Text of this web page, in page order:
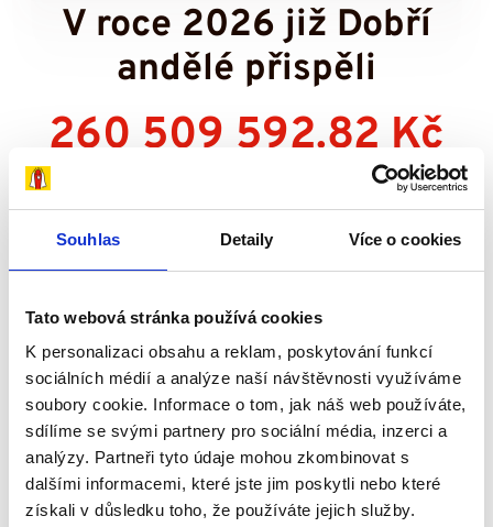
Souhlas Detaily Více o cookies
Tato webová stránka používá cookies
K personalizaci obsahu a reklam, poskytování funkcí
sociálních médií a analýze naší návštěvnosti využíváme
soubory cookie. Informace o tom, jak náš web používáte,
sdílíme se svými partnery pro sociální média, inzerci a
analýzy. Partneři tyto údaje mohou zkombinovat s
dalšími informacemi, které jste jim poskytli nebo které
získali v důsledku toho, že používáte jejich služby.
V roce 2026 již Dobří
andělé přispěli
260 509 592.82 Kč
Všechny výsledky
Andělský blog
Přečtěte si příběhy rodin, kterým Dobří andělé
pomáhají, zajímavé rozhovory a novinky z nadace.